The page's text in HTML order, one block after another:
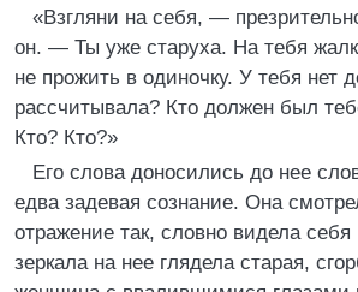
«Взгляни на себя, —
он. — Ты уже старуха. На тебя
не прожить в одиночку. У тебя нет
рассчитывала? Кто должен был
Кто? Кто?»
Его слова доносились до нее
едва задевая сознание. Она
отражение так, словно видела
зеркала на нее глядела старая,